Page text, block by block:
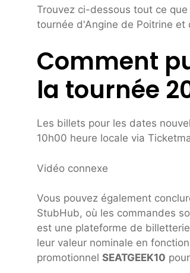
Trouvez ci-dessous tout ce
tournée d'Angine de Poitrine
Comment
la tournée
Les billets pour les dates
10h00 heure locale via
Vidéo connexe
Vous pouvez également
StubHub, où les commandes
est une plateforme de
leur valeur nominale en
promotionnel SEATGEEK10